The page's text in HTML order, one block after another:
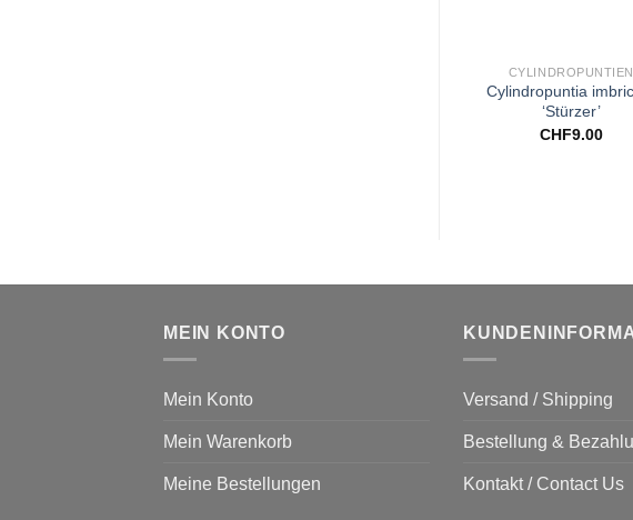
CYLINDROPUNTIEN
Cylindropuntia
‘Stürzer’
CHF9.00
MEIN KONTO
Mein Konto
Mein Warenkorb
Meine Bestellungen
Versand / Shipping
Bestellung &
Kontakt / Contact Us